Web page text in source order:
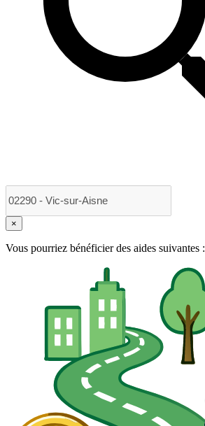
×
Vous pourriez bénéficier des aides suivantes :